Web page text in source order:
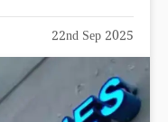
22nd Sep 2025